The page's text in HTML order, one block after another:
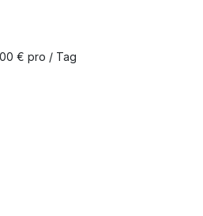
Person
pro Person
Hunde im Hotel erlaubt für 8,00 € pro / Tag